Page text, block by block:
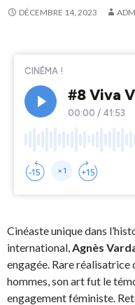
DÉCEMBRE 14, 2023
Cinéaste unique dans
international,Agnès
engagée. Rare réalisatrice
hommes, son art fut le
engagement féministe.